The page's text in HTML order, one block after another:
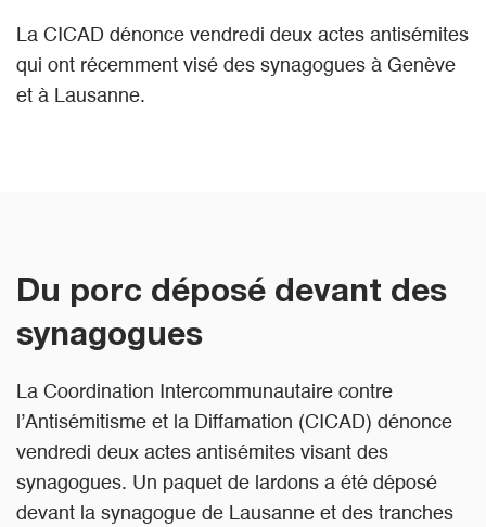
La CICAD dénonce vendredi deux actes antisémites
qui ont récemment visé des synagogues à Genève
et à Lausanne.
Du porc déposé devant des
synagogues
La Coordination Intercommunautaire contre
l’Antisémitisme et la Diffamation (CICAD) dénonce
vendredi deux actes antisémites visant des
synagogues. Un paquet de lardons a été déposé
devant la synagogue de Lausanne et des tranches